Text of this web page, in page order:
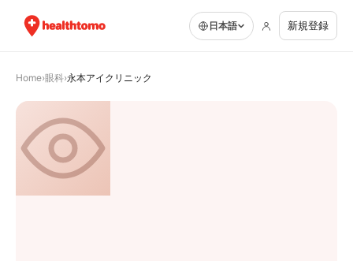
日本語 新規登録
Home›眼科›永本アイクリニック